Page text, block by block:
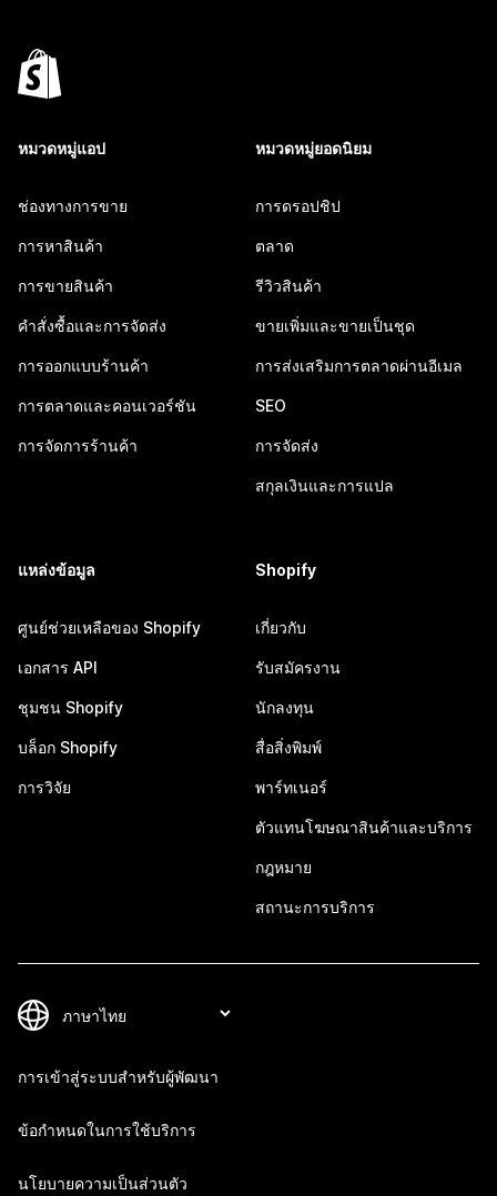
หมวดหมู่แอป
ช่องทางการขาย
การหาสินค้า
การขายสินค้า
คำสั่งซื้อและการจัดส่ง
การออกแบบร้านค้า
การตลาดและคอนเวอร์ชัน
การจัดการร้านค้า
หมวดหมู่ยอดนิยม
การดรอปชิป
ตลาด
รีวิวสินค้า
ขายเพิ่มและขายเป็นชุด
การส่งเสริมการตลาดผ่านอีเมล
SEO
การจัดส่ง
สกุลเงินและการแปล
แหล่งข้อมูล
ศูนย์ช่วยเหลือของ Shopify
เอกสาร API
ชุมชน Shopify
บล็อก Shopify
การวิจัย
Shopify
เกี่ยวกับ
รับสมัครงาน
นักลงทุน
สื่อสิ่งพิมพ์
พาร์ทเนอร์
ตัวแทนโฆษณาสินค้าและบริการ
กฎหมาย
สถานะการบริการ
การเข้าสู่ระบบสำหรับผู้พัฒนา
ข้อกำหนดในการใช้บริการ
นโยบายความเป็นส่วนตัว